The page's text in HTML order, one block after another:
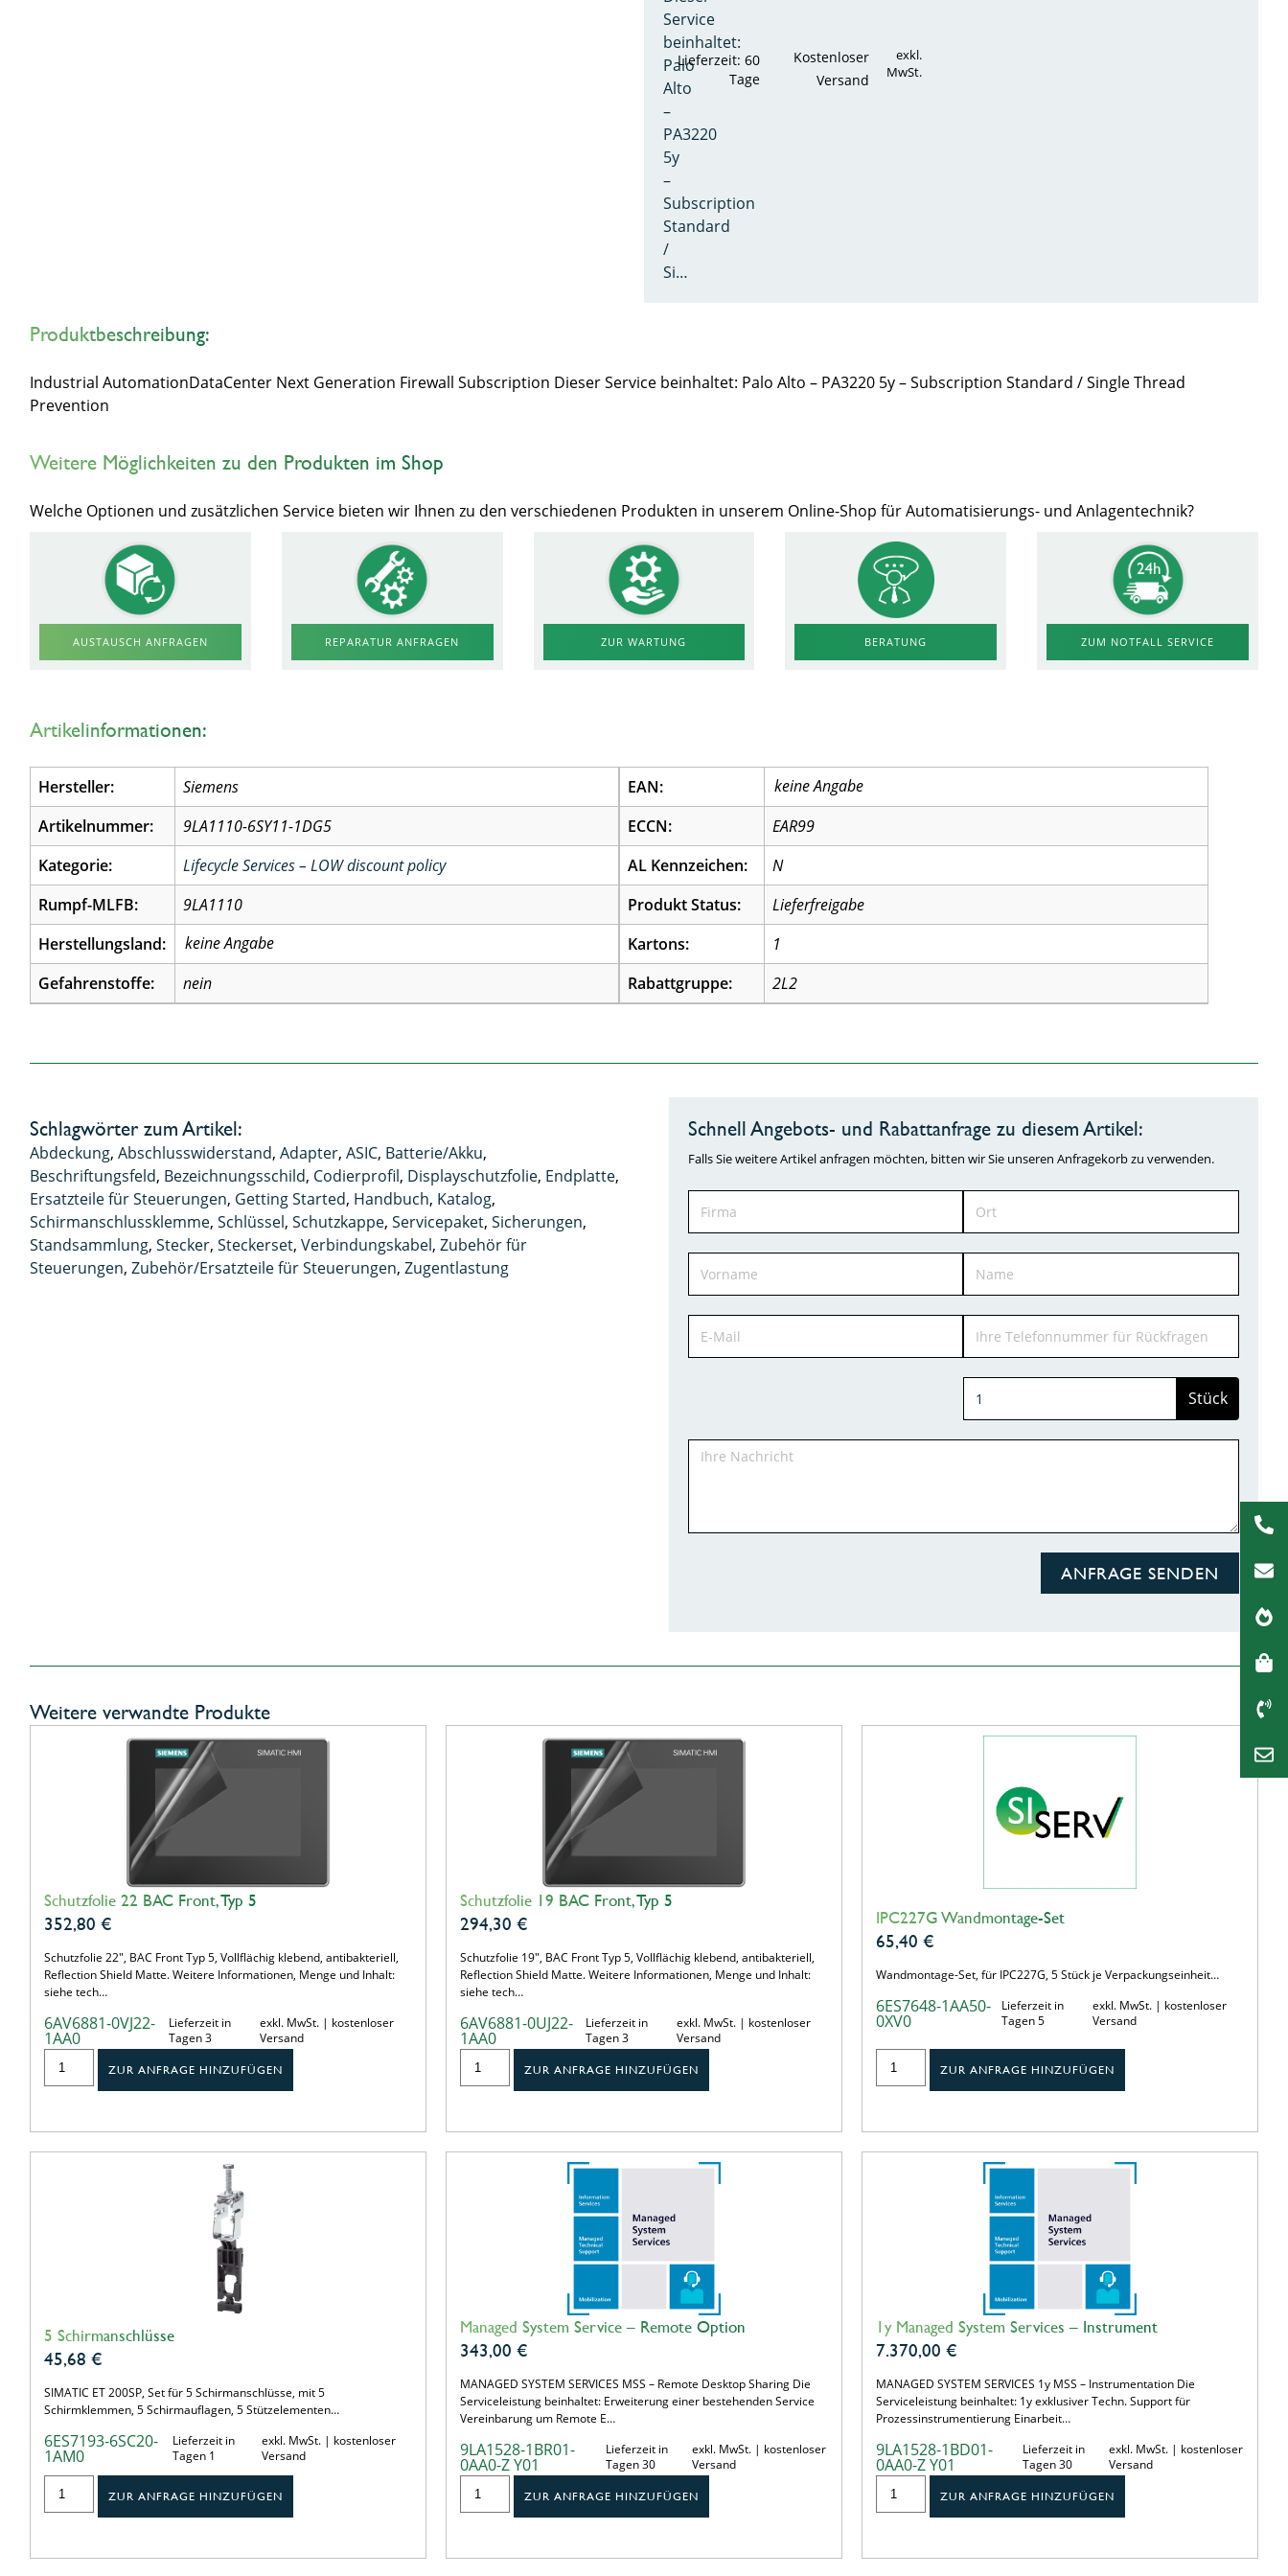
Service
beinhaltet:
Palo
Alto
–
PA3220
5y
–
Subscription
Standard
/
Si…
Lieferzeit: 60
Tage
Kostenloser
Versand
exkl.
MwSt.
Produktbeschreibung:
Industrial AutomationDataCenter Next Generation Firewall Subscription Dieser Service beinhaltet: Palo Alto – PA3220 5y – Subscription Standard / Single Thread
Prevention
Weitere Möglichkeiten zu den Produkten im Shop
Welche Optionen und zusätzlichen Service bieten wir Ihnen zu den verschiedenen Produkten in unserem Online-Shop für Automatisierungs- und Anlagentechnik?
AUSTAUSCH ANFRAGEN REPARATUR ANFRAGEN ZUR WARTUNG BERATUNG ZUM NOTFALL SERVICE
Artikelinformationen:
Hersteller:
Siemens
Artikelnummer:
9LA1110-6SY11-1DG5
Kategorie:
Lifecycle Services – LOW discount policy
Rumpf-MLFB:
9LA1110
Herstellungsland:
Gefahrenstoffe:
nein
EAN:
ECCN:
EAR99
AL Kennzeichen:
N
Produkt Status:
Lieferfreigabe
Kartons:
1
Rabattgruppe:
2L2
Schlagwörter zum Artikel:
Abdeckung,Abschlusswiderstand,Adapter,ASIC, Batterie/Akku,
Beschriftungsfeld, Bezeichnungsschild, Codierprofil, Displayschutzfolie, Endplatte,
Ersatzteile für Steuerungen, Getting Started, Handbuch, Katalog,
Schirmanschlussklemme,Schlüssel,Schutzkappe,Servicepaket,Sicherungen,
Standsammlung,Stecker,Steckerset,Verbindungskabel,Zubehör für
Steuerungen,Zubehör/Ersatzteile für Steuerungen,Zugentlastung
Schnell Angebots- und Rabattanfrage zu diesem Artikel:
Falls Sie weitere Artikel anfragen möchten, bitten wir Sie unseren Anfragekorb zu verwenden.
Stück
ANFRAGE SENDEN
Weitere verwandte Produkte
Schutzfolie 22 BAC Front, Typ 5
352,80 €
Schutzfolie 22", BAC Front Typ 5, Vollflächig klebend, antibakteriell,
Reflection Shield Matte. Weitere Informationen, Menge und Inhalt:
siehe tech…
6AV6881-0VJ22-
1AA0
Lieferzeit in
Tagen 3
exkl. MwSt. | kostenloser
Versand
ZUR ANFRAGE HINZUFÜGEN
Schutzfolie 19 BAC Front, Typ 5
294,30 €
Schutzfolie 19", BAC Front Typ 5, Vollflächig klebend, antibakteriell,
Reflection Shield Matte. Weitere Informationen, Menge und Inhalt:
siehe tech…
6AV6881-0UJ22-
1AA0
Lieferzeit in
Tagen 3
exkl. MwSt. | kostenloser
Versand
ZUR ANFRAGE HINZUFÜGEN
IPC227G Wandmontage-Set
65,40 €
Wandmontage-Set, für IPC227G, 5 Stück je Verpackungseinheit…
6ES7648-1AA50-
0XV0
Lieferzeit in
Tagen 5
exkl. MwSt. | kostenloser
Versand
ZUR ANFRAGE HINZUFÜGEN
5 Schirmanschlüsse
45,68 €
SIMATIC ET 200SP, Set für 5 Schirmanschlüsse, mit 5
Schirmklemmen, 5 Schirmauflagen, 5 Stützelementen…
6ES7193-6SC20-
1AM0
Lieferzeit in
Tagen 1
exkl. MwSt. | kostenloser
Versand
ZUR ANFRAGE HINZUFÜGEN
Managed System Service – Remote Option
343,00 €
MANAGED SYSTEM SERVICES MSS – Remote Desktop Sharing Die
Serviceleistung beinhaltet: Erweiterung einer bestehenden Service
Vereinbarung um Remote E…
9LA1528-1BR01-
0AA0-Z Y01
Lieferzeit in
Tagen 30
exkl. MwSt. | kostenloser
Versand
ZUR ANFRAGE HINZUFÜGEN
1y Managed System Services – Instrument
7.370,00 €
MANAGED SYSTEM SERVICES 1y MSS – Instrumentation Die
Serviceleistung beinhaltet: 1y exklusiver Techn. Support für
Prozessinstrumentierung Einarbeit…
9LA1528-1BD01-
0AA0-Z Y01
Lieferzeit in
Tagen 30
exkl. MwSt. | kostenloser
Versand
ZUR ANFRAGE HINZUFÜGEN